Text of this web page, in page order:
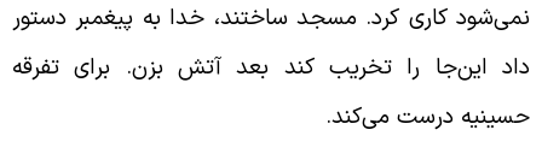
کاری کرد. مسجد ساختند، خدا به پیغمبر دستور
این‌جا را تخریب کند بعد آتش بزن. برای تفرقه
درست می‌کند.